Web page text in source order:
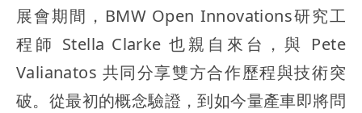
展會期間，BMW Open Innovations研究工
程師 Stella Clarke 也親自來台，與 Pete
Valianatos 共同分享雙方合作歷程與技術突
破。從最初的概念驗證，到如今量產車即將問